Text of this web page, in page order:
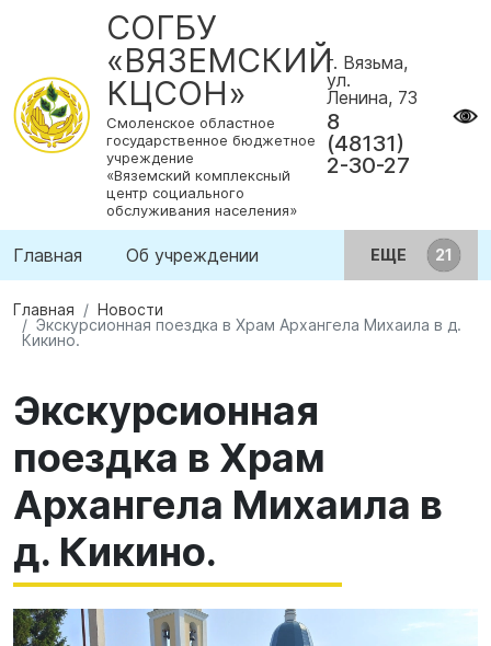
СОГБУ
«ВЯЗЕМСКИЙ
КЦСОН»
Смоленское областное
государственное бюджетное
учреждение
«Вяземский комплексный
центр социального
обслуживания населения»
г. Вязьма,
ул.
Ленина, 73
8
(48131)
2-30-27
Главная Об учреждении ЕЩЕ
Главная
Новости
Экскурсионная поездка в Храм Архангела Михаила в д.
Кикино.
Экскурсионная
поездка в Храм
Архангела Михаила в
д. Кикино.